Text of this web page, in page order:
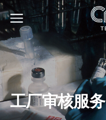
关于我们
我们的服务
最新消息
加入我们
环球支援
工厂审核服务